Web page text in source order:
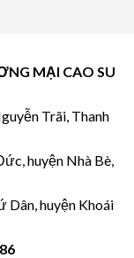
MẠI CAO SU
Trãi, Thanh
huyện Nhà Bè,
Dân, huyện Khoái